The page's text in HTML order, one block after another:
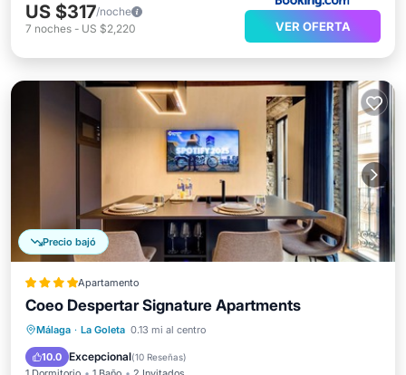
US $317/noche
7 noches - US $2,220 VER OFERTA
Precio bajó
Apartamento
Coeo Despertar Signature Apartments
Málaga · La Goleta 0.13 mi al centro
10.0 Excepcional(10 Reseñas)
Desayuno Balcón/Terraza
Aire acondicionado